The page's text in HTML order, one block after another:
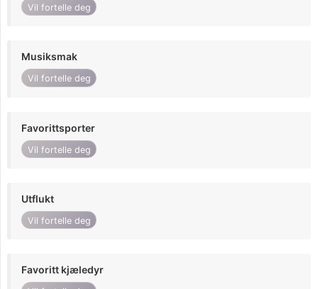
Vil fortelle deg
Musiksmak
Vil fortelle deg
Favorittsporter
Vil fortelle deg
Utflukt
Vil fortelle deg
Favoritt kjæledyr